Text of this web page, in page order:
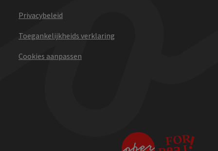
Privacybeleid
Toegankelijkheids verklaring
Cookies aanpassen